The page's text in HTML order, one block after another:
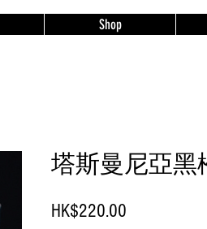
Shop
塔斯曼尼亞黑
HK$220.00